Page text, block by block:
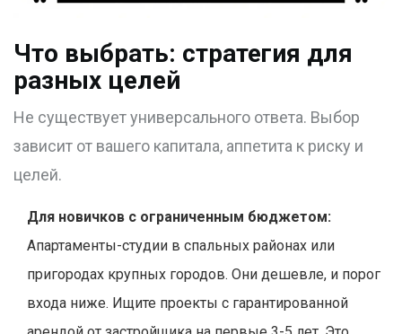
Что выбрать: стратегия для
разных целей
Не существует универсального ответа. Выбор
зависит от вашего капитала, аппетита к риску и
целей.
Для новичков с ограниченным бюджетом:
Апартаменты-студии в спальных районах или
пригородах крупных городов. Они дешевле, и порог
входа ниже. Ищите проекты с гарантированной